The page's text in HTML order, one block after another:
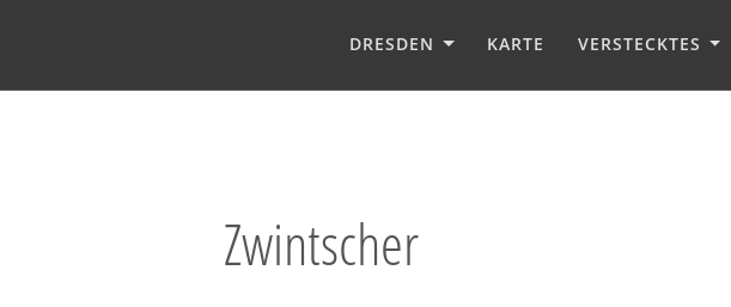
DRESDEN KARTE VERSTECKTES
Zwintscher